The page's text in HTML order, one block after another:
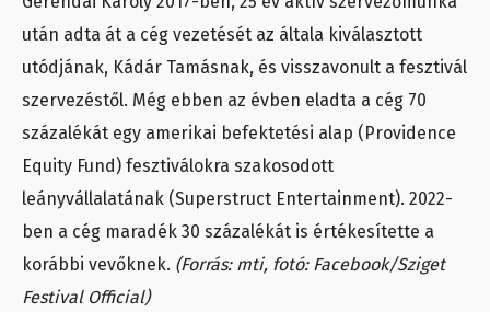
után adta át a cég vezetését az általa kiválasztott
utódjának, Kádár Tamásnak, és visszavonult a fesztivál
szervezéstől. Még ebben az évben eladta a cég 70
százalékát egy amerikai befektetési alap (Providence
Equity Fund) fesztiválokra szakosodott
leányvállalatának (Superstruct Entertainment). 2022-
ben a cég maradék 30 százalékát is értékesítette a
korábbi vevőknek. (Forrás: mti, fotó: Facebook/Sziget
Festival Official)